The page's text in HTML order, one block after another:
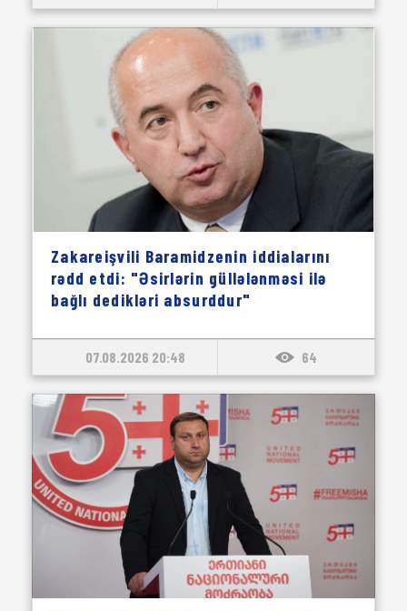
Zakareişvili Baramidzenin iddialarını
rədd etdi: "Əsirlərin güllələnməsi ilə
bağlı dedikləri absurddur"
07.08.2026 20:48 64